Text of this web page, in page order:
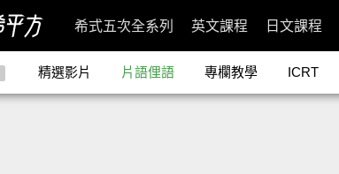
希式五次全系列 英文課程 日文課程
精選影片 片語俚語 專欄教學 ICRT